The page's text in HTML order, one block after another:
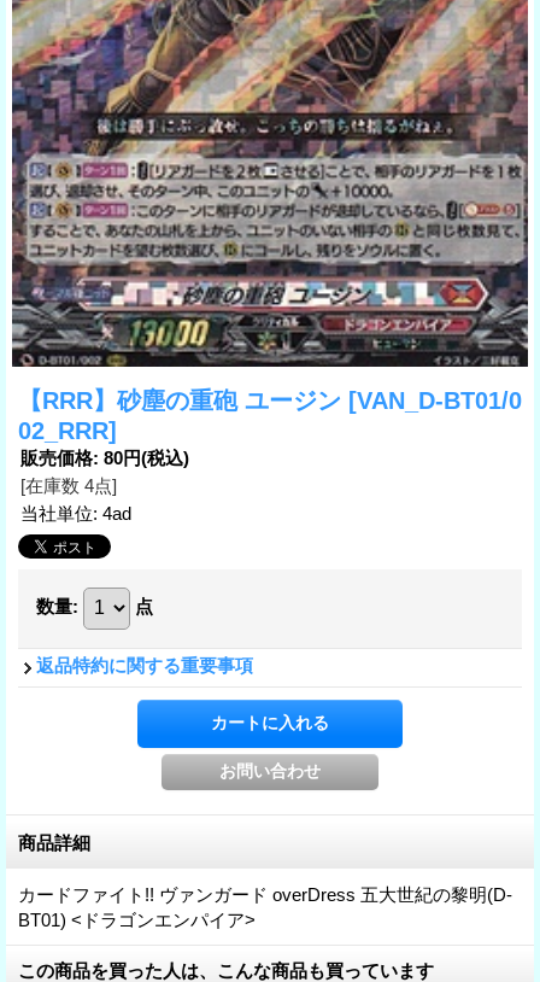
【RRR】砂塵の重砲 ユージン [VAN_D-BT01/0
02_RRR]
販売価格: 80円(税込)
[在庫数 4点]
当社単位: 4ad
数量: 点
返品特約に関する重要事項
商品詳細
カードファイト!! ヴァンガード overDress 五大世紀の黎明(D-
BT01) <ドラゴンエンパイア>
この商品を買った人は、こんな商品も買っています